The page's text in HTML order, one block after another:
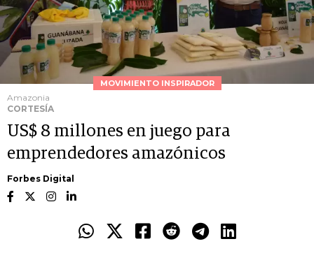
MOVIMIENTO INSPIRADOR
Amazonia
CORTESÍA
US$ 8 millones en juego para
emprendedores amazónicos
Forbes Digital